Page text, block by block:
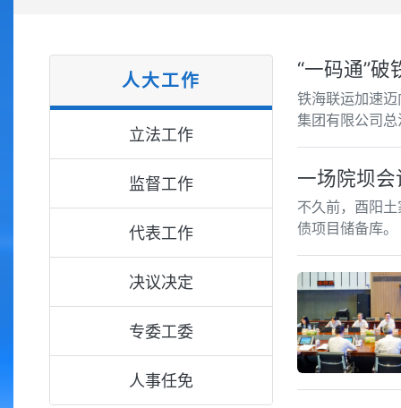
人大工作
立法工作
监督工作
代表工作
决议决定
专委工委
人事任免
“一码通”
铁海联运加速
集团有限公司
一场院坝
不久前，酉阳
债项目储备库。